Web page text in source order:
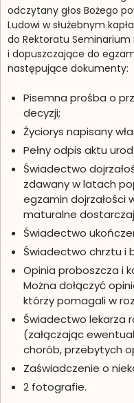
odczytany głos Bożego
Ludowi w słu­żeb­nym
do Rektoratu
i dopuszczające do
następujące dokumenty:
Pisemna prośba o
decyzji;
Życiorys napisany
Pełny odpis aktu
Świadectwo
zdawany w latach
egzamin dojrzałości
maturalne
Świadectwo
Świadectwo chrztu i
Opinia proboszcza i
Można dołączyć
którzy pomagali w
Świadectwo lekarza
(załączając
chorób, przebytych
Zaświadczenie o
2 fotografie.